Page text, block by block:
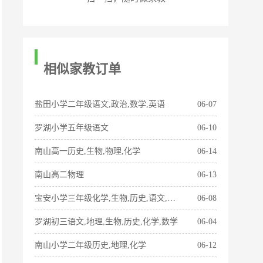
相似家教订单
盐田小学二年级语文,政治,数学,英语 06-07
罗湖小学五年级语文 06-10
南山高一历史,生物,物理,化学 06-14
南山高二物理 06-13
宝安小学三年级化学,生物,历史,语文,物理,数学,地理 06-08
罗湖初三语文,地理,生物,历史,化学,数学 06-04
南山小学二年级历史,地理,化学 06-12